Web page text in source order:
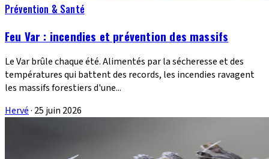
Prévention & Santé
Feu Var : incendies et prévention des massifs
Le Var brûle chaque été. Alimentés par la sécheresse et des
températures qui battent des records, les incendies ravagent
les massifs forestiers d'une...
Hervé· 25 juin 2026